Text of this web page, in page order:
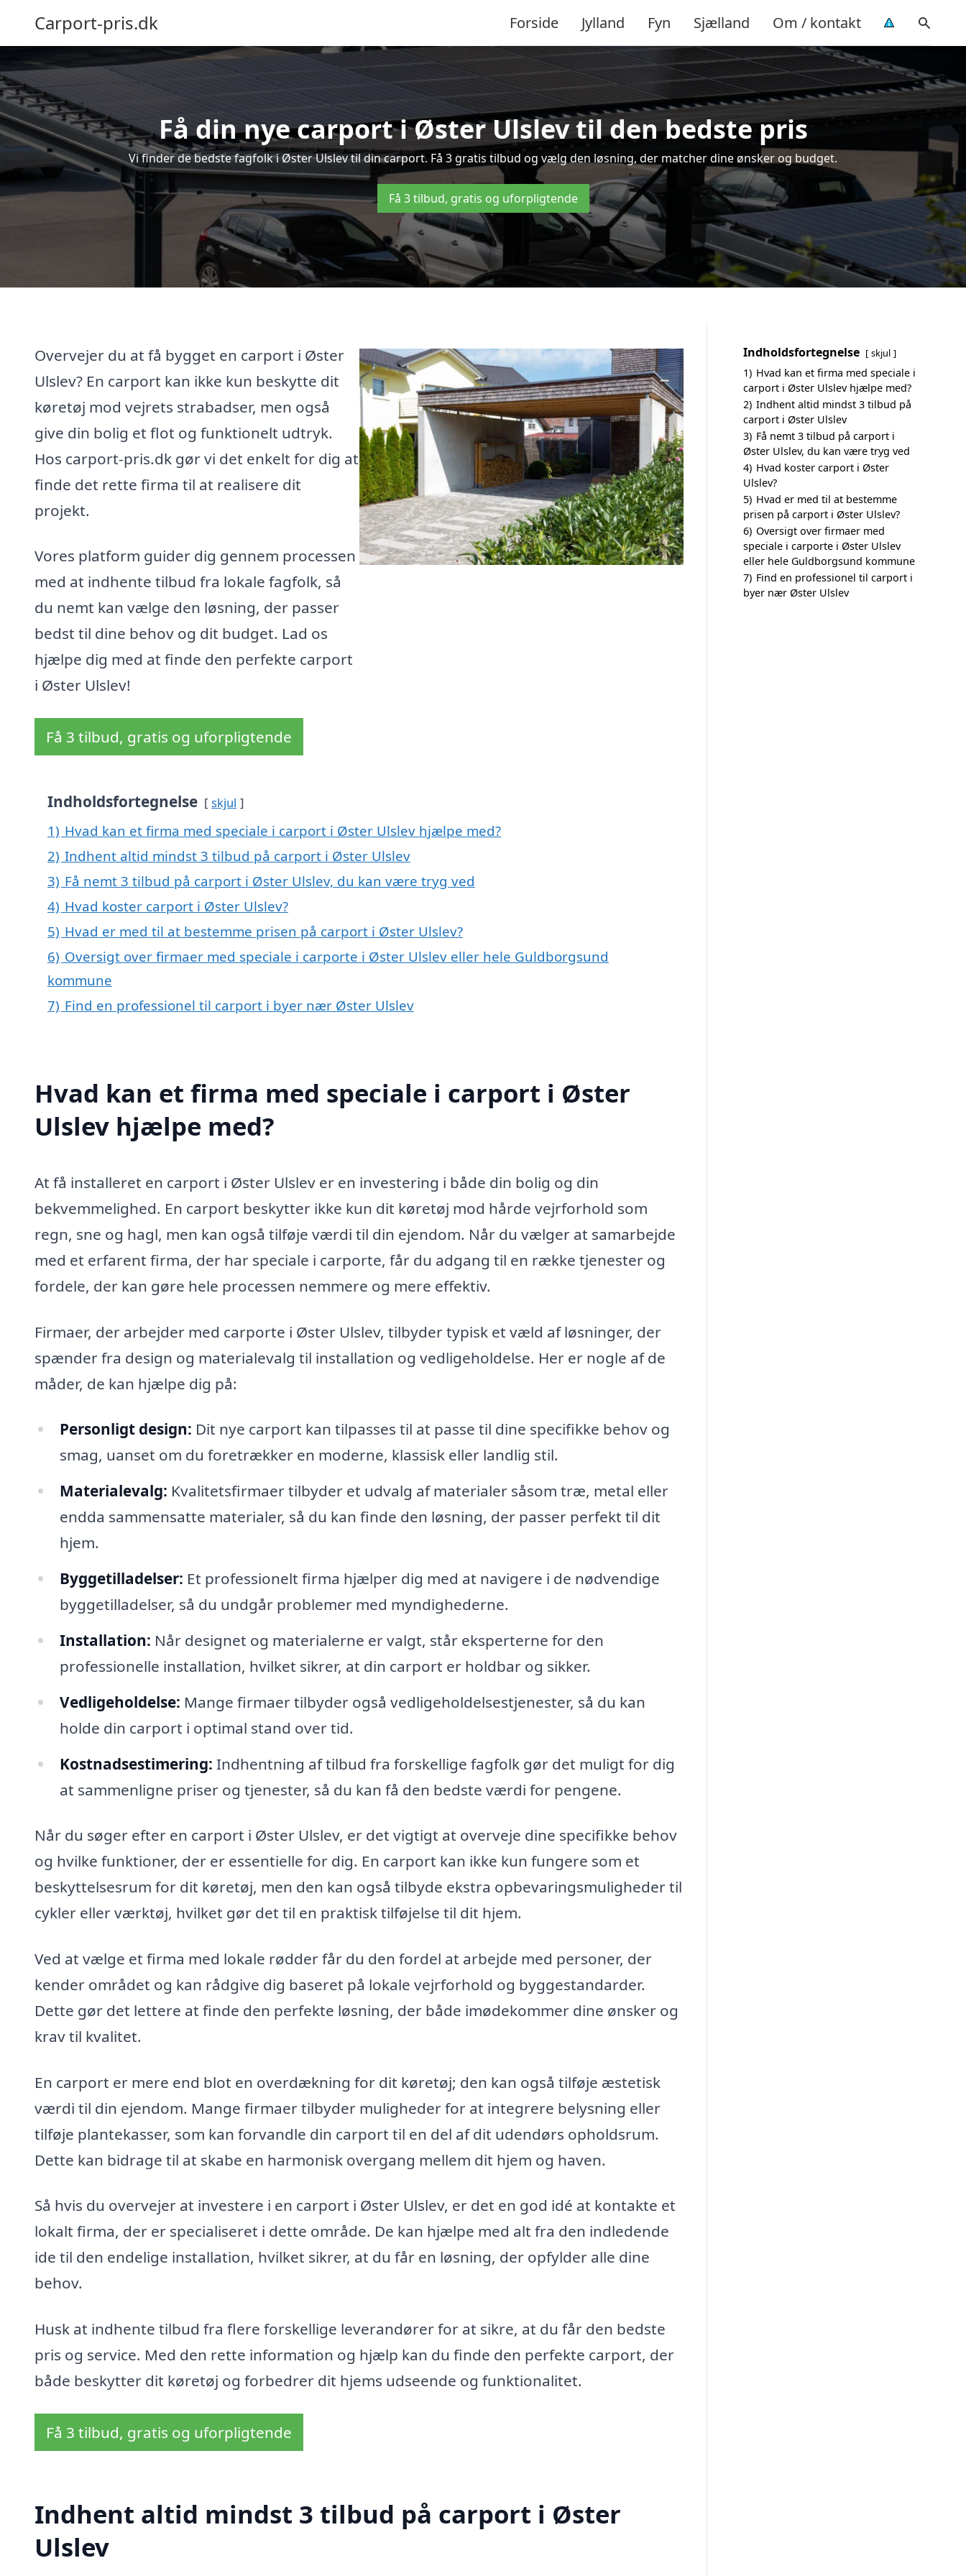
Carport-pris.dk Forside Jylland Fyn Sjælland Om / kontakt
Få din nye carport i Øster Ulslev til den bedste pris
Vi finder de bedste fagfolk i Øster Ulslev til din carport. Få 3 gratis tilbud og vælg den løsning, der matcher dine ønsker og budget.
Få 3 tilbud, gratis og uforpligtende
Overvejer du at få bygget en carport i Øster
Ulslev? En carport kan ikke kun beskytte dit
køretøj mod vejrets strabadser, men også
give din bolig et flot og funktionelt udtryk.
Hos carport-pris.dk gør vi det enkelt for dig at
finde det rette firma til at realisere dit
projekt.
Vores platform guider dig gennem processen
med at indhente tilbud fra lokale fagfolk, så
du nemt kan vælge den løsning, der passer
bedst til dine behov og dit budget. Lad os
hjælpe dig med at finde den perfekte carport
i Øster Ulslev!
Få 3 tilbud, gratis og uforpligtende
Indholdsfortegnelse skjul
1) Hvad kan et firma med speciale i carport i Øster Ulslev hjælpe med?
2) Indhent altid mindst 3 tilbud på carport i Øster Ulslev
3) Få nemt 3 tilbud på carport i Øster Ulslev, du kan være tryg ved
4) Hvad koster carport i Øster Ulslev?
5) Hvad er med til at bestemme prisen på carport i Øster Ulslev?
6) Oversigt over firmaer med speciale i carporte i Øster Ulslev eller hele Guldborgsund
kommune
7) Find en professionel til carport i byer nær Øster Ulslev
Hvad kan et firma med speciale i carport i Øster
Ulslev hjælpe med?
At få installeret en carport i Øster Ulslev er en investering i både din bolig og din
bekvemmelighed. En carport beskytter ikke kun dit køretøj mod hårde vejrforhold som
regn, sne og hagl, men kan også tilføje værdi til din ejendom. Når du vælger at samarbejde
med et erfarent firma, der har speciale i carporte, får du adgang til en række tjenester og
fordele, der kan gøre hele processen nemmere og mere effektiv.
Firmaer, der arbejder med carporte i Øster Ulslev, tilbyder typisk et væld af løsninger, der
spænder fra design og materialevalg til installation og vedligeholdelse. Her er nogle af de
måder, de kan hjælpe dig på:
Personligt design: Dit nye carport kan tilpasses til at passe til dine specifikke behov og
smag, uanset om du foretrækker en moderne, klassisk eller landlig stil.
Materialevalg: Kvalitetsfirmaer tilbyder et udvalg af materialer såsom træ, metal eller
endda sammensatte materialer, så du kan finde den løsning, der passer perfekt til dit
hjem.
Byggetilladelser: Et professionelt firma hjælper dig med at navigere i de nødvendige
byggetilladelser, så du undgår problemer med myndighederne.
Installation: Når designet og materialerne er valgt, står eksperterne for den
professionelle installation, hvilket sikrer, at din carport er holdbar og sikker.
Vedligeholdelse: Mange firmaer tilbyder også vedligeholdelsestjenester, så du kan
holde din carport i optimal stand over tid.
Kostnadsestimering: Indhentning af tilbud fra forskellige fagfolk gør det muligt for dig
at sammenligne priser og tjenester, så du kan få den bedste værdi for pengene.
Når du søger efter en carport i Øster Ulslev, er det vigtigt at overveje dine specifikke behov
og hvilke funktioner, der er essentielle for dig. En carport kan ikke kun fungere som et
beskyttelsesrum for dit køretøj, men den kan også tilbyde ekstra opbevaringsmuligheder til
cykler eller værktøj, hvilket gør det til en praktisk tilføjelse til dit hjem.
Ved at vælge et firma med lokale rødder får du den fordel at arbejde med personer, der
kender området og kan rådgive dig baseret på lokale vejrforhold og byggestandarder.
Dette gør det lettere at finde den perfekte løsning, der både imødekommer dine ønsker og
krav til kvalitet.
En carport er mere end blot en overdækning for dit køretøj; den kan også tilføje æstetisk
værdi til din ejendom. Mange firmaer tilbyder muligheder for at integrere belysning eller
tilføje plantekasser, som kan forvandle din carport til en del af dit udendørs opholdsrum.
Dette kan bidrage til at skabe en harmonisk overgang mellem dit hjem og haven.
Så hvis du overvejer at investere i en carport i Øster Ulslev, er det en god idé at kontakte et
lokalt firma, der er specialiseret i dette område. De kan hjælpe med alt fra den indledende
ide til den endelige installation, hvilket sikrer, at du får en løsning, der opfylder alle dine
behov.
Husk at indhente tilbud fra flere forskellige leverandører for at sikre, at du får den bedste
pris og service. Med den rette information og hjælp kan du finde den perfekte carport, der
både beskytter dit køretøj og forbedrer dit hjems udseende og funktionalitet.
Få 3 tilbud, gratis og uforpligtende
Indhent altid mindst 3 tilbud på carport i Øster
Ulslev
Indholdsfortegnelse skjul
1) Hvad kan et firma med speciale i
carport i Øster Ulslev hjælpe med?
2) Indhent altid mindst 3 tilbud på
carport i Øster Ulslev
3) Få nemt 3 tilbud på carport i
Øster Ulslev, du kan være tryg ved
4) Hvad koster carport i Øster
Ulslev?
5) Hvad er med til at bestemme
prisen på carport i Øster Ulslev?
6) Oversigt over firmaer med
speciale i carporte i Øster Ulslev
eller hele Guldborgsund kommune
7) Find en professionel til carport i
byer nær Øster Ulslev